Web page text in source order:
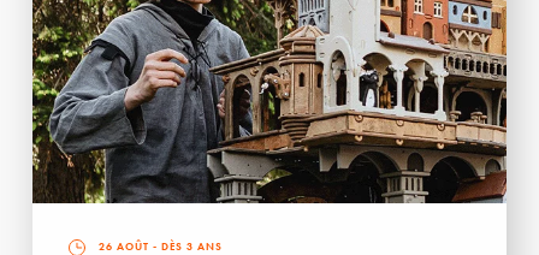
26 AOÛT - DÈS 3 ANS